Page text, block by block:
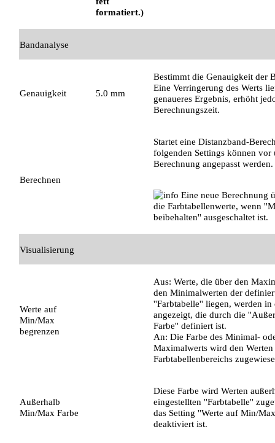
formatiert.)
Bandanalyse
Genauigkeit 5.0 mm
Bestimmt die Genauigkeit der
Eine Verringerung des Werts
genaueres Ergebnis, erhöht
Berechnungszeit.
Berechnen
Startet eine Distanzband-
folgenden Settings können vor
Berechnung angepasst werden.
Eine neue Berechnung
die Farbtabellenwerte, wenn
beibehalten'' ausgeschaltet ist.
Visualisierung
Werte auf
Min/Max
begrenzen
Aus: Werte, die über den
den Minimalwerten der
''Farbtabelle'' liegen, werden in
angezeigt, die durch die
Farbe'' definiert ist.
An: Die Farbe des Minimal-
Maximalwerts wird den Werten
Farbtabellenbereichs
Außerhalb
Min/Max Farbe
Diese Farbe wird Werten
eingestellten ''Farbtabelle''
das Setting ''Werte auf Min/
deaktiviert ist.